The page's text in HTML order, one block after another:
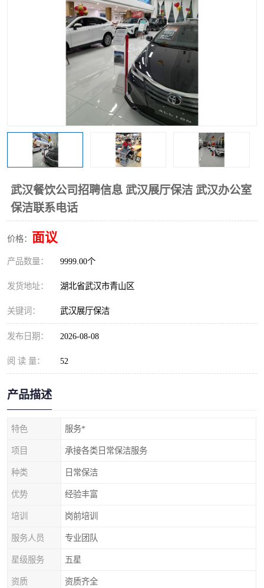
武汉餐饮公司招聘信息 武汉展厅保洁 武汉办公室
保洁联系电话
价格： 面议
产品数量： 9999.00个
发货地址： 湖北省武汉市青山区
关键词： 武汉展厅保洁
发布日期： 2026-08-08
阅 读 量： 52
产品描述
特色 服务*
项目 承接各类日常保洁服务
种类 日常保洁
优势 经验丰富
培训 岗前培训
服务人员 专业团队
星级服务 五星
资质 资质齐全